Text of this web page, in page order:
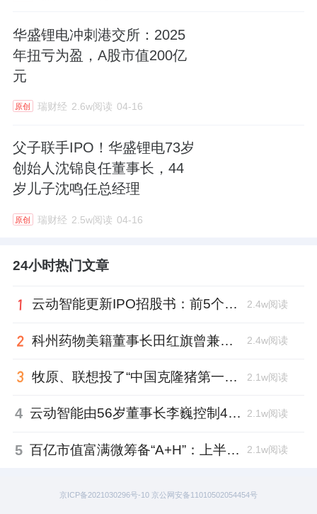
华盛锂电冲刺港交所：2025
年扭亏为盈，A股市值200亿
元
原创 瑞财经 2.6w阅读 04-16
父子联手IPO！华盛锂电73岁
创始人沈锦良任董事长，44
岁儿子沈鸣任总经理
原创 瑞财经 2.5w阅读 04-16
24小时热门文章
云动智能更新IPO招股书：前5个月扭亏为盈，董事长李巍去年降薪近两成 2.4w阅读
科州药物美籍董事长田红旗曾兼职放射所，被问询核心技术是否清晰 2.4w阅读
牧原、联想投了“中国克隆猪第一人”，中科奥格完成超2亿元A3轮融资 2.1w阅读
4 云动智能由56岁董事长李巍控制48%投票权，曾任国家级创新中心首席科学家 2.1w阅读
5 百亿市值富满微筹备“A+H”：上半年净利大增353%，99年董秘、01年证代上位 2.1w阅读
京ICP备2021030296号-10 京公网安备11010502054454号